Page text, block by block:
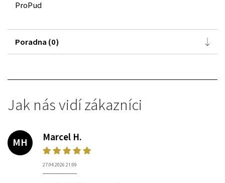
ProPud
Poradna (0)
Jak nás vidí zákazníci
MH
Marcel H.
27.04.2026 21:09